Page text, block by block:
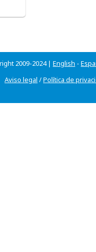
2009-2024 | English -
Aviso legal /Política de